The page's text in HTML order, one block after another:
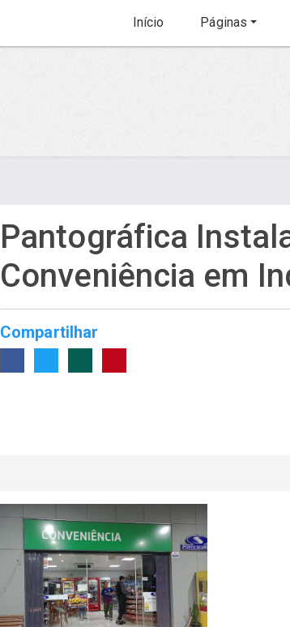
Início Páginas
Pantográfica
Conveniência em
Compartilhar